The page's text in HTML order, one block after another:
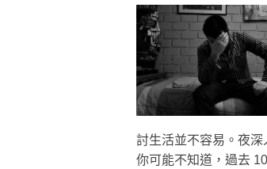
討生活並不容易。夜
你可能不知道，過去